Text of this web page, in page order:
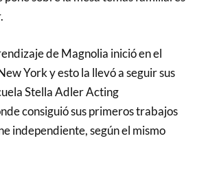
de Magnolia inició en el
York y esto la llevó a seguir sus
Stella Adler Acting
consiguió sus primeros trabajos
independiente, según el mismo